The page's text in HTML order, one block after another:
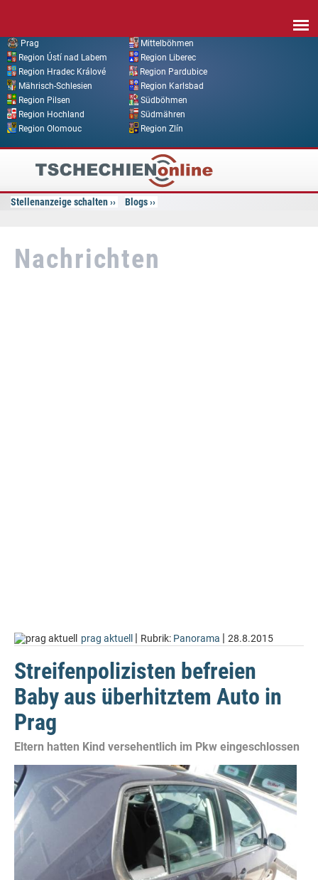
Prag
Mittelböhmen
Region Ústí nad Labem
Region Liberec
Region Hradec Králové
Region Pardubice
Mährisch-Schlesien
Region Karlsbad
Region Pilsen
Südböhmen
Region Hochland
Südmähren
Region Olomouc
Region Zlín
Tschechien
Online
Stellenanzeige schalten Blogs
Nachrichten
prag aktuell | Rubrik: Panorama | 28.8.2015
Streifenpolizisten befreien
Baby aus überhitztem Auto in
Prag
Eltern hatten Kind versehentlich im Pkw eingeschlossen